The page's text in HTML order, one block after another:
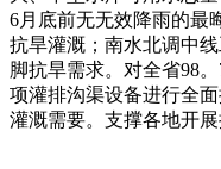
6月底前无无效降雨的最
抗旱灌溉；南水北调中
脚抗旱需求。对全省98
项灌排沟渠设备进行全
灌溉需要。支撑各地开